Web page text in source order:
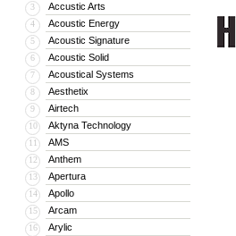
3 Accustic Arts
4 Acoustic Energy
5 Acoustic Signature
6 Acoustic Solid
7 Acoustical Systems
8 Aesthetix
9 Airtech
10 Aktyna Technology
11 AMS
12 Anthem
13 Apertura
14 Apollo
15 Arcam
16 Arylic